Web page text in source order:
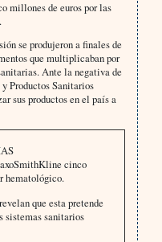
millones de euros por las
se produjeron a finales de
que multiplicaban por
Ante la negativa de
Productos Sanitarios
sus productos en el país a
cinco
hematológico.
que esta pretende
sistemas sanitarios